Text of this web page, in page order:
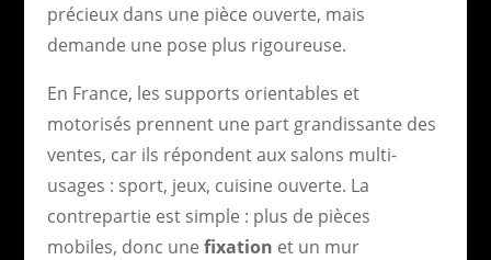
précieux dans une pièce ouverte, mais
demande une pose plus rigoureuse.
En France, les supports orientables et
motorisés prennent une part grandissante des
ventes, car ils répondent aux salons multi-
usages : sport, jeux, cuisine ouverte. La
contrepartie est simple : plus de pièces
mobiles, donc une fixation et un mur